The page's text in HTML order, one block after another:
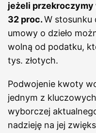
jeżeli
32 proc.W stosunku
umowy o dzieło
wolną od podatku,
tys. złotych.
Podwojenie kwoty
jednym z
wyborczej
nadzieję na jej